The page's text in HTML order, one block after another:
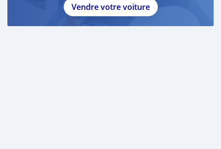
Vendre votre voiture